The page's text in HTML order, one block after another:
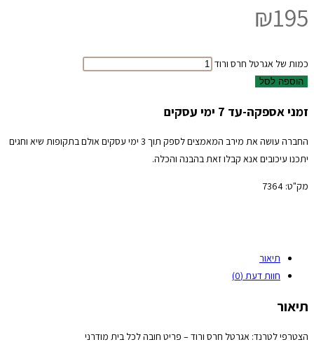
₪195
כמות של אגרטל חרס ורוד
הוספה לסל
זמני אספקה-עד 7 ימי עסקים
החברה עושה את מירב המאמצים לספק תוך 3 ימי עסקים אולם בתקופות שיא וחגים
יתכנו עיכובים אנא קבלו זאת בהבנה והכלה.
מק"ט: 7364
תיאור
חוות דעת (0)
תיאור
הצטרפי לטרנד: אגרטל חרס ורוד – פריט חובה לכל בית מודרני